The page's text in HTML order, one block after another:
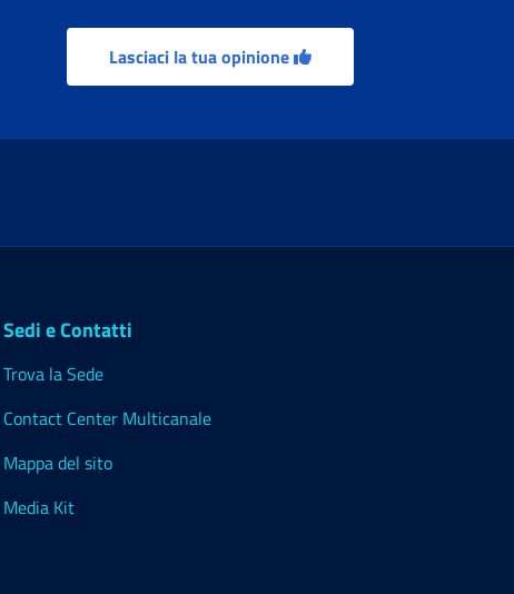
Lasciaci la tua opinione
Sedi e Contatti
Trova la Sede
Contact Center Multicanale
Mappa del sito
Media Kit